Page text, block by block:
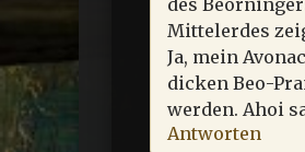
des
Mittelerdes
Ja, mein
dicken Beo-
werden. Ahoi
Antworten